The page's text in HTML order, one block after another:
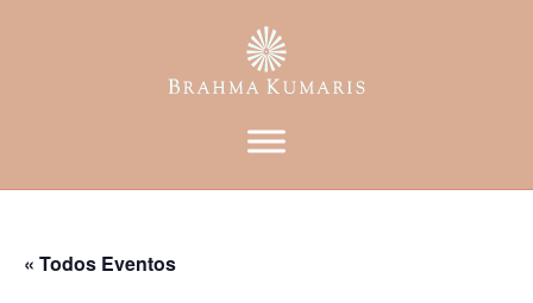
« Todos Eventos